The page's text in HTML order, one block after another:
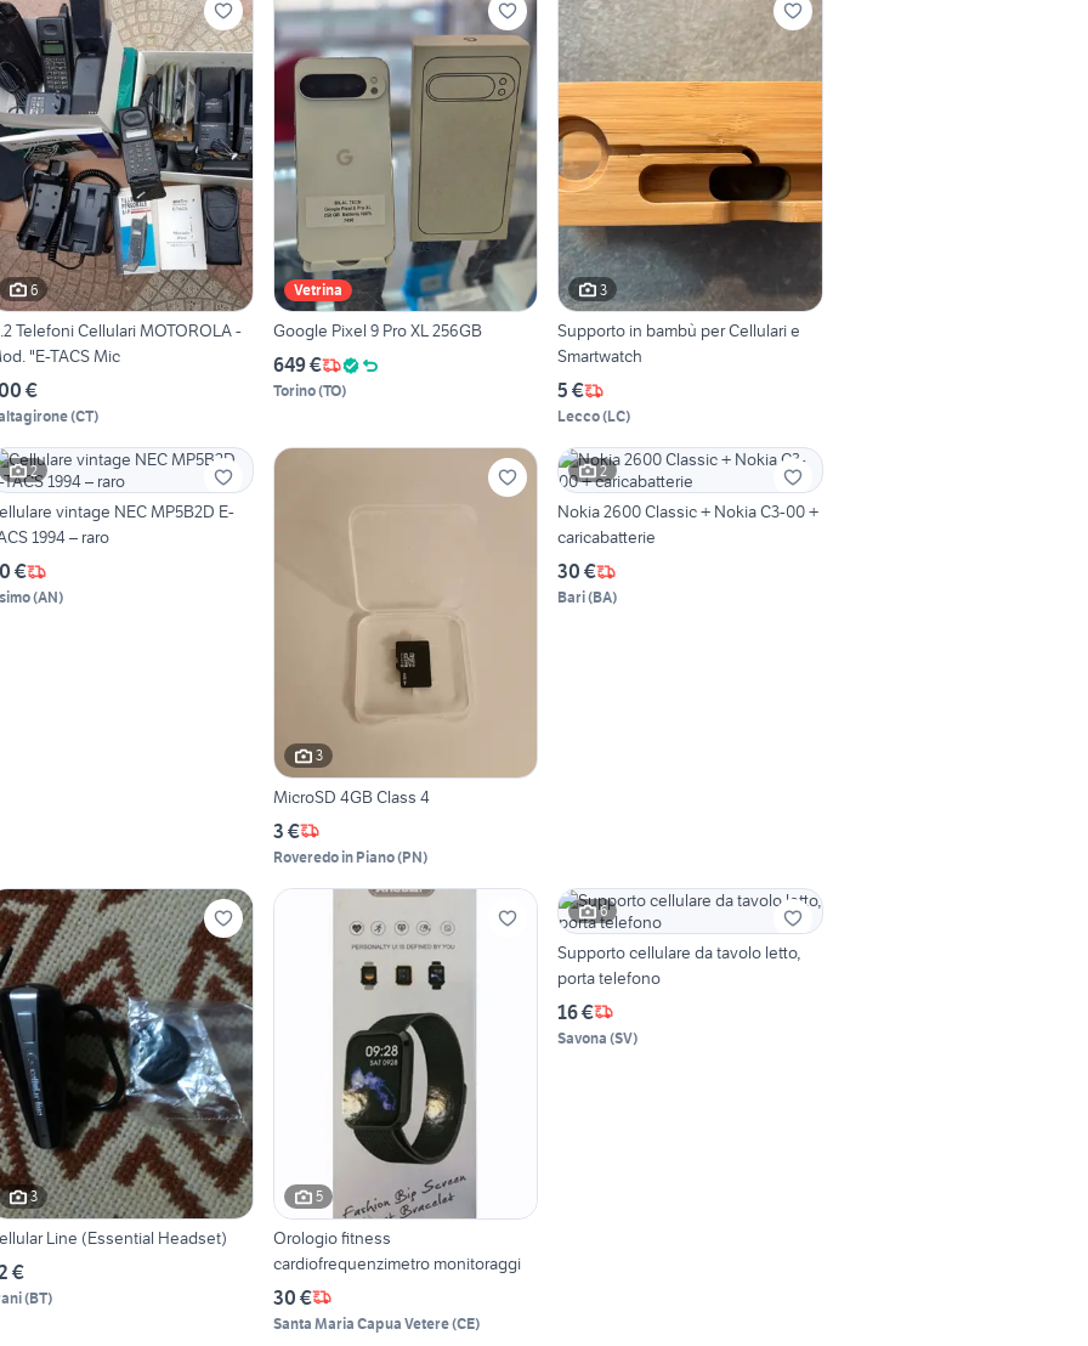
6
Telefoni Cellulari MOTOROLA -
"E-TACS Mic
€
(CT)
Vetrina
Google Pixel 9 Pro XL 256GB
649 €
Torino(TO)
3
Supporto in bambù per Cellulari e
Smartwatch
5 €
Lecco(LC)
2
vintage NEC MP5B2D E-
1994 – raro
€
(AN)
3
MicroSD 4GB Class 4
3 €
Roveredo in Piano(PN)
2
Nokia 2600 Classic + Nokia C3-00 +
caricabatterie
30 €
Bari(BA)
3
Line (Essential Headset)
€
(BT)
5
Orologio fitness
cardiofrequenzimetro monitoraggi
30 €
Santa Maria Capua Vetere(CE)
6
Supporto cellulare da tavolo letto,
porta telefono
16 €
Savona (SV)